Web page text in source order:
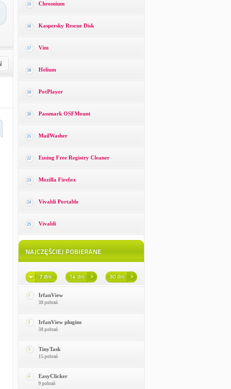
15 Chromium
16 Kaspersky Rescue Disk
17 Vim
18 Helium
19 PotPlayer
20 Passmark OSFMount
21 MailWasher
22 Eusing Free Registry Cleaner
23 Mozilla Firefox
24 Vivaldi Portable
25 Vivaldi
1 IrfanView
38 pobrań
2 IrfanView plugins
38 pobrań
3 TinyTask
15 pobrań
4 EasyClicker
9 pobrań